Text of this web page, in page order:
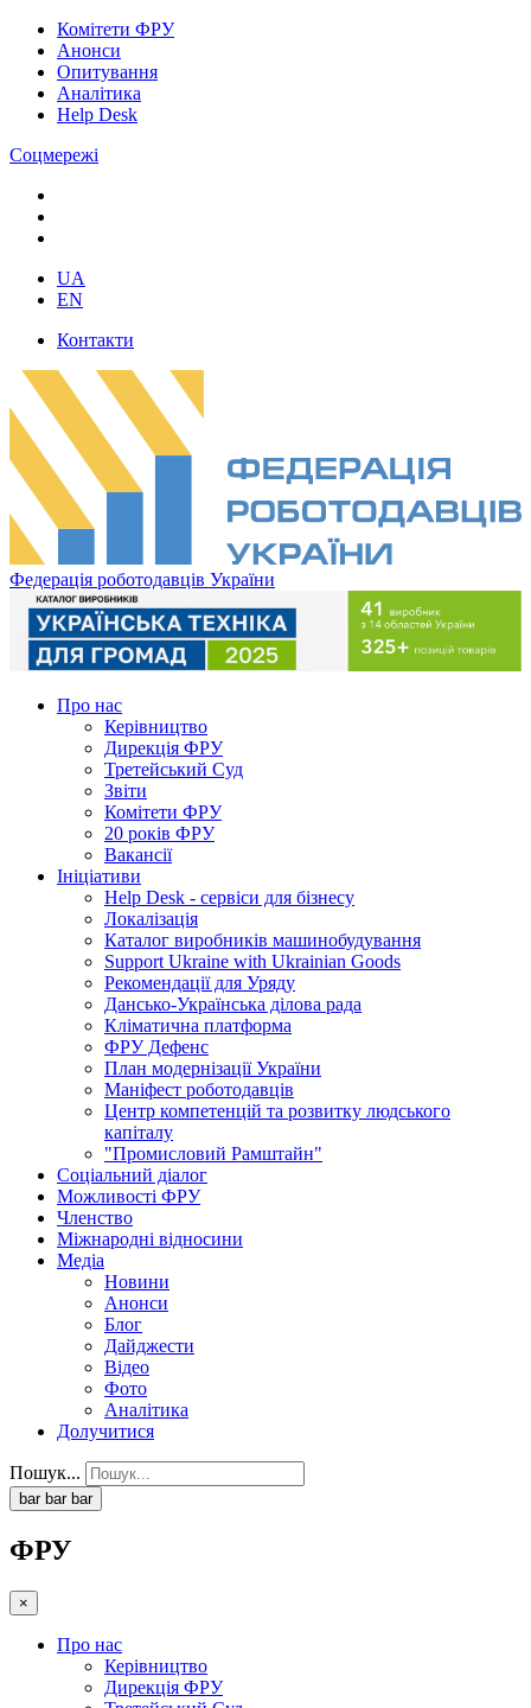
Комітети ФРУ
Анонси
Опитування
Аналітика
Help Desk
Соцмережі
UA
EN
Контакти
Федерація роботодавців України
Про нас
Керівництво
Дирекція ФРУ
Третейський Суд
Звіти
Комітети ФРУ
20 років ФРУ
Вакансії
Ініціативи
Help Desk - сервіси для бізнесу
Локалізація
Каталог виробників машинобудування
Support Ukraine with Ukrainian Goods
Рекомендації для Уряду
Дансько-Українська ділова рада
Кліматична платформа
ФРУ Дефенс
План модернізації України
Маніфест роботодавців
Центр компетенцій та розвитку людського
капіталу
"Промисловий Рамштайн"
Соціальний діалог
Можливості ФРУ
Членство
Міжнародні відносини
Медіа
Новини
Анонси
Блог
Дайджести
Відео
Фото
Аналітика
Долучитися
Пошук...
bar bar bar
ФРУ
×
Про нас
Керівництво
Дирекція ФРУ